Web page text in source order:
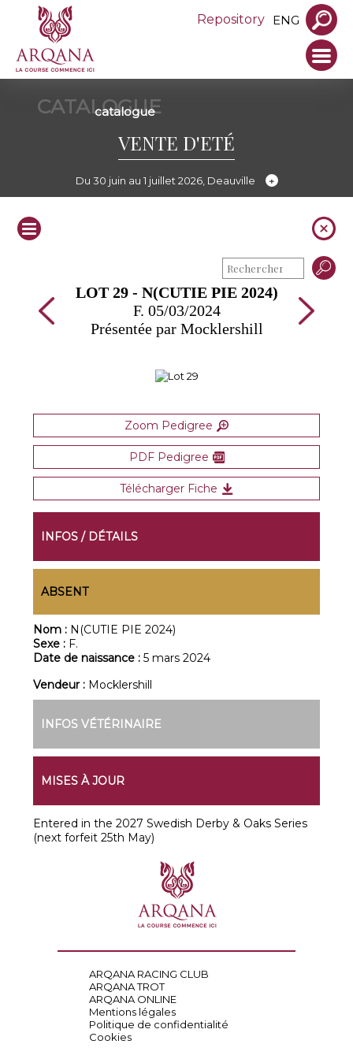
Repository ENG
CATALOGUE
catalogue
VENTE D'ETÉ
Du 30 juin au 1 juillet 2026, Deauville
LOT 29 - N(CUTIE PIE 2024)
F. 05/03/2024
Présentée par Mocklershill
Zoom Pedigree
PDF Pedigree
Télécharger Fiche
INFOS / DÉTAILS
ABSENT
Nom : N(CUTIE PIE 2024)
Sexe : F.
Date de naissance :5 mars 2024
Vendeur : Mocklershill
INFOS VÉTÉRINAIRE
MISES À JOUR
Entered in the 2027 Swedish Derby & Oaks Series
(next forfeit 25th May)
ARQANA RACING CLUB
ARQANA TROT
ARQANA ONLINE
Mentions légales
Politique de confidentialité
Cookies